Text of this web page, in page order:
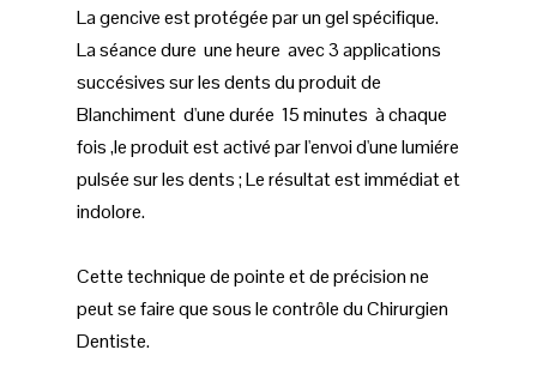
La gencive est protégée par un gel spécifique.
La séance dure une heure avec 3 applications
succésives sur les dents du produit de
Blanchiment d'une durée 15 minutes à chaque
fois ,le produit est activé par l'envoi d'une lumiére
pulsée sur les dents ; Le résultat est immédiat et
indolore.
Cette technique de pointe et de précision ne
peut se faire que sous le contrôle du Chirurgien
Dentiste.